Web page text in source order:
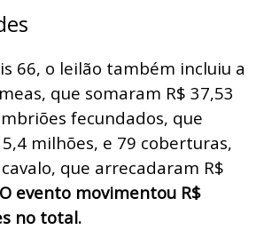
66, o leilão também incluiu a
que somaram R$ 37,53
fecundados, que
milhões, e 79 coberturas,
que arrecadaram R$
O evento movimentou R$
no total.